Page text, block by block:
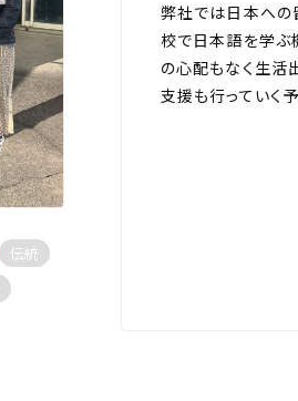
伝統
弊社では日本への
校で日本語を学ぶ
の心配もなく生活
支援も行っていく予